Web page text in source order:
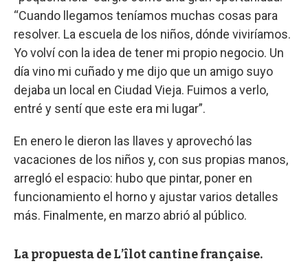
“Cuando llegamos teníamos muchas cosas para
resolver. La escuela de los niños, dónde viviríamos.
Yo volví con la idea de tener mi propio negocio. Un
día vino mi cuñado y me dijo que un amigo suyo
dejaba un local en Ciudad Vieja. Fuimos a verlo,
entré y sentí que este era mi lugar”.
En enero le dieron las llaves y aprovechó las
vacaciones de los niños y, con sus propias manos,
arregló el espacio: hubo que pintar, poner en
funcionamiento el horno y ajustar varios detalles
más. Finalmente, en marzo abrió al público.
La propuesta de L’îlot cantine française.